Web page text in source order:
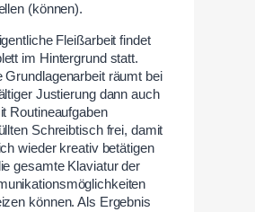
(können).
Fleißarbeit findet
im Hintergrund statt.
Grundlagenarbeit räumt bei
Justierung dann auch
Routineaufgaben
Schreibtisch frei, damit
wieder kreativ betätigen
gesamte Klaviatur der
können. Als Ergebnis